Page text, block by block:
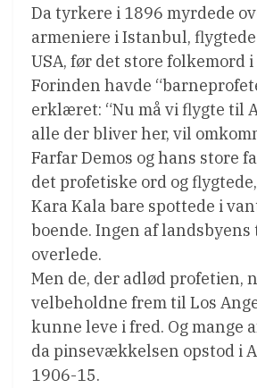
Da tyrkere i 1896 myrdede
armeniere i Istanbul,
USA, før det store folkemord
Forinden havde
erklæret: “Nu må vi flygte til
alle der bliver her, vil
Farfar Demos og hans store
det profetiske ord og
Kara Kala bare spottede i
boende. Ingen af
overlede.
Men de, der adlød profetien,
velbeholdne frem til Los
kunne leve i fred. Og mange
da pinsevækkelsen opstod i
1906-15.